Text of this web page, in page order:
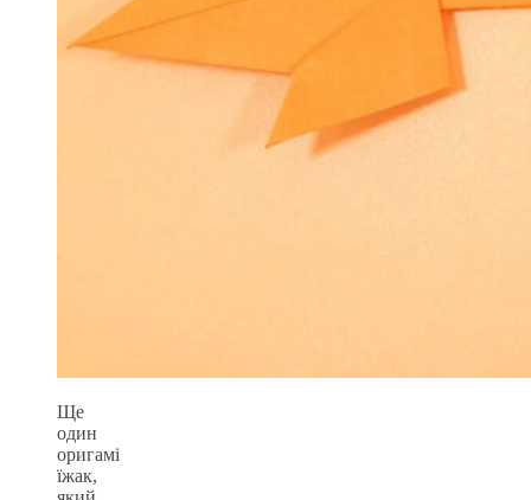
Ще
один
оригамі
їжак,